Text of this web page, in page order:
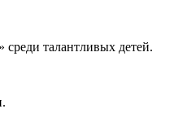
талантливых детей.